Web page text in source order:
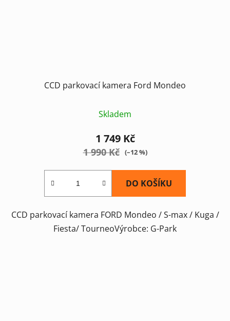
CCD parkovací kamera Ford Mondeo
Skladem
1 749 Kč
1 990 Kč (–12 %)
DO KOŠÍKU
CCD parkovací kamera FORD Mondeo / S-max / Kuga /
Fiesta/ TourneoVýrobce: G-Park